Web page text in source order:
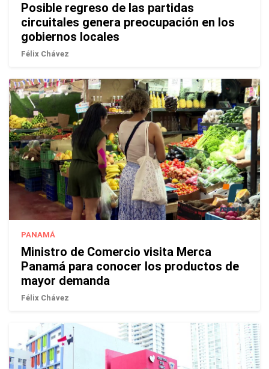
Posible regreso de las partidas
circuitales genera preocupación en los
gobiernos locales
Félix Chávez
PANAMÁ
Ministro de Comercio visita Merca
Panamá para conocer los productos de
mayor demanda
Félix Chávez